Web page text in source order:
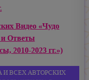
Видео «Чудо
Ответы
2010-2023 гг.»)
И ВСЕХ АВТОРСКИХ